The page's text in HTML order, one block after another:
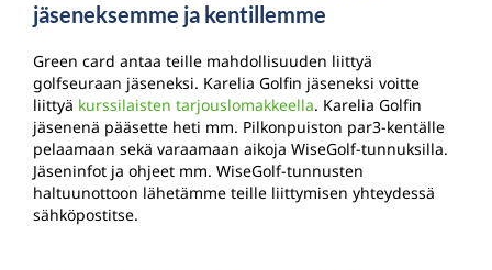
jäseneksemme ja kentillemme
Green card antaa teille mahdollisuuden liittyä
golfseuraan jäseneksi. Karelia Golfin jäseneksi voitte
liittyä kurssilaisten tarjouslomakkeella. Karelia Golfin
jäsenenä pääsette heti mm. Pilkonpuiston par3-kentälle
pelaamaan sekä varaamaan aikoja WiseGolf-tunnuksilla.
Jäseninfot ja ohjeet mm. WiseGolf-tunnusten
haltuunottoon lähetämme teille liittymisen yhteydessä
sähköpostitse.